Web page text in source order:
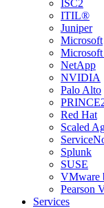
ISC2
ITIL®
Juniper
Microsoft
NetApp
NVIDIA
Palo Alto
Red Hat
Scaled
Splunk
SUSE
VMware
Pearson
Services